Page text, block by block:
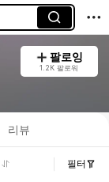
팔로잉
1.2K 팔로워
리뷰
필터